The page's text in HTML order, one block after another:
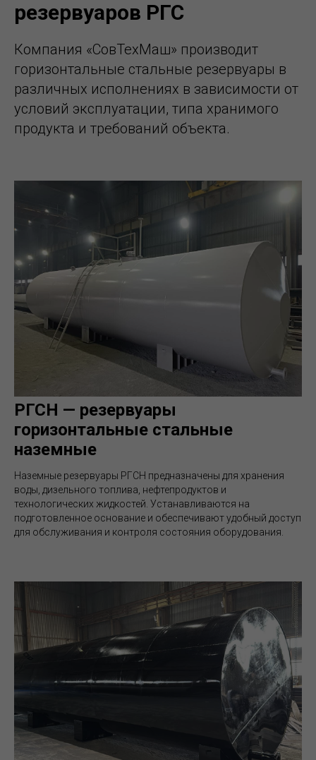
резервуаров РГС
Компания «СовТехМаш» производит
горизонтальные стальные резервуары в
различных исполнениях в зависимости от
условий эксплуатации, типа хранимого
продукта и требований объекта.
РГСН — резервуары
горизонтальные стальные
наземные
Наземные резервуары РГСН предназначены для хранения
воды, дизельного топлива, нефтепродуктов и
технологических жидкостей. Устанавливаются на
подготовленное основание и обеспечивают удобный доступ
для обслуживания и контроля состояния оборудования.